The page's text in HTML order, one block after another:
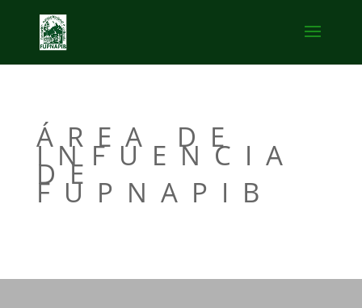
ÁREA DE
INFUENCIA
DE
FUPNAPIB